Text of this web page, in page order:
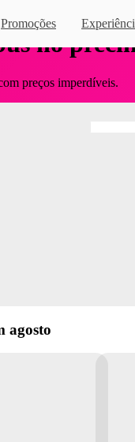
Promoções
no
preços imperdíveis.
agosto